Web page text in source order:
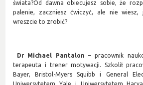
świata?Od dawna obiecujesz sobie, że
palenie, zaczniesz ćwiczyć, ale nie
wreszcie to zrobić?
Dr Michael Pantalon – pracownik
terapeuta i trener motywacji. Szkolił
Bayer, Bristol-Myers Squibb i General
Uniwersytetem Yale i Uniwersytetem